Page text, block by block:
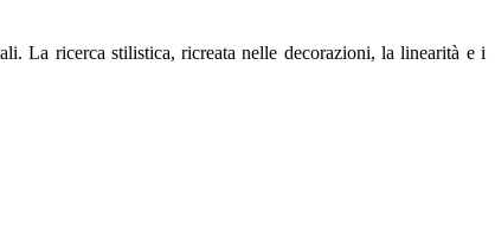
La ricerca stilistica, ricreata nelle decorazioni, la linearità e i